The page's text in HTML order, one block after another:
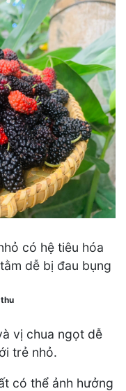
có hệ tiêu hóa
dễ bị đau bụng
vị chua ngọt dễ
trẻ nhỏ.
có thể ảnh hưởng